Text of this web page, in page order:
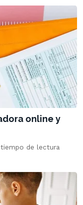
online y
de lectura